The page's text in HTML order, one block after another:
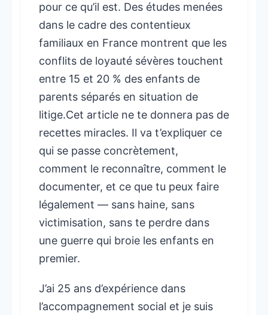
pour ce qu’il est. Des études menées
dans le cadre des contentieux
familiaux en France montrent que les
conflits de loyauté sévères touchent
entre 15 et 20 % des enfants de
parents séparés en situation de
litige.Cet article ne te donnera pas de
recettes miracles. Il va t’expliquer ce
qui se passe concrètement,
comment le reconnaître, comment le
documenter, et ce que tu peux faire
légalement — sans haine, sans
victimisation, sans te perdre dans
une guerre qui broie les enfants en
premier.
J’ai 25 ans d’expérience dans
l’accompagnement social et je suis